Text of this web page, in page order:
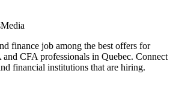
finance job among the best offers for
CFA professionals in Quebec. Connect
financial institutions that are hiring.